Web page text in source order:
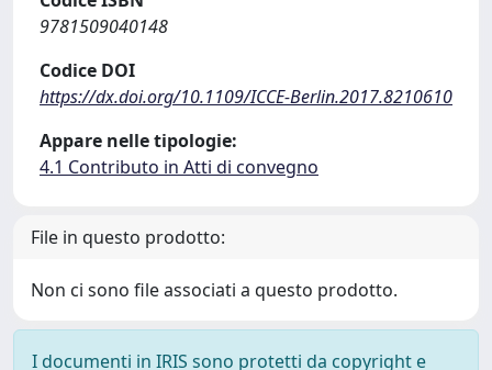
9781509040148
Codice DOI
https://dx.doi.org/10.1109/ICCE-Berlin.2017.8210610
Appare nelle tipologie:
4.1 Contributo in Atti di convegno
File in questo prodotto:
Non ci sono file associati a questo prodotto.
I documenti in IRIS sono protetti da copyright e